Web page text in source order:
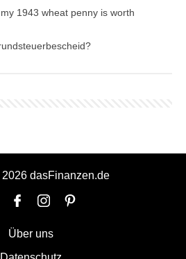
1943 wheat penny is worth
dasFinanzen.de
Über uns